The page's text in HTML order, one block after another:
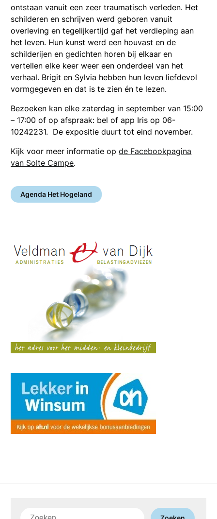
ontstaan vanuit een zeer traumatisch verleden. Het
schilderen en schrijven werd geboren vanuit
overleving en tegelijkertijd gaf het verdieping aan
het leven. Hun kunst werd een houvast en de
schilderijen en gedichten horen bij elkaar en
vertellen elke keer weer een onderdeel van het
verhaal. Brigit en Sylvia hebben hun leven liefdevol
vormgegeven en dat is te zien én te lezen.
Bezoeken kan elke zaterdag in september van 15:00
– 17:00 of op afspraak: bel of app Iris op 06-
10242231. De expositie duurt tot eind november.
Kijk voor meer informatie opde Facebookpagina
van Solte Campe.
Agenda Het Hogeland
Zoeken